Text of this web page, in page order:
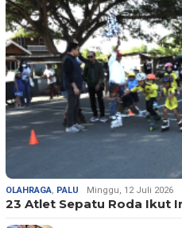
OLAHRAGA, PALU Minggu, 12 Juli 2026
23 Atlet Sepatu Roda Ikut